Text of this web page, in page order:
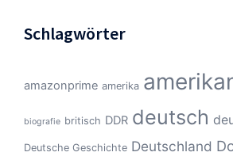
Schlagwörter
amazonprime amerika
biografie britisch DDR deutsch
Deutsche Geschichte Deutschland